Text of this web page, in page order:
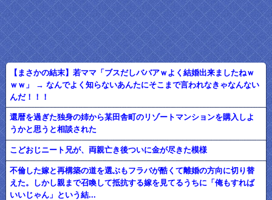
【まさかの結末】若ママ「ブスだしババアｗよく結婚出来ましたねｗ
ｗｗ」 → なんでよく知らないあんたにそこまで言われなきゃなんない
んだ！！！
還暦を過ぎた独身の姉から某田舎町のリゾートマンションを購入しよ
うかと思うと相談された
こどおじニート兄が、両親亡き後ついに金が尽きた模様
不倫した嫁と再構築の道を選ぶもフラバが酷くて離婚の方向に切り替
えた。しかし親まで召喚して抵抗する嫁を見てるうちに「俺もすれば
いいじゃん」という結...